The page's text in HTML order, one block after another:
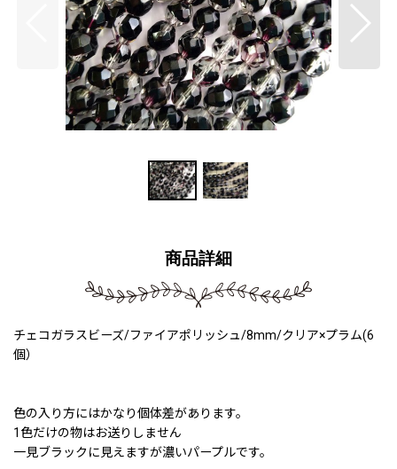
商品詳細
チェコガラスビーズ/ファイアポリッシュ/8mm/クリア×プラム(6
個）
色の入り方にはかなり個体差があります。
1色だけの物はお送りしません
一見ブラックに見えますが濃いパープルです。